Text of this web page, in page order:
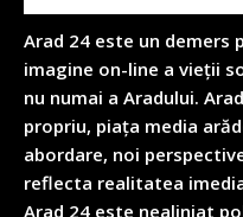
Arad 24 este un demers
imagine on-line a vieții
nu numai a Aradului.
propriu, piața media
abordare, noi
reflecta realitatea
Arad 24 este nealiniat